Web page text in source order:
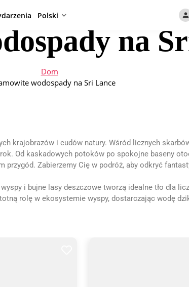
Polski
na
Dom
wodospady na Sri Lance
krajobrazów i cudów natury. Wśród licznych
Od kaskadowych potoków po spokojne baseny
Zabierzemy Cię w podróż, aby odkryć
i bujne lasy deszczowe tworzą idealne tło dla
rolę w ekosystemie wyspy, dostarczając wodę